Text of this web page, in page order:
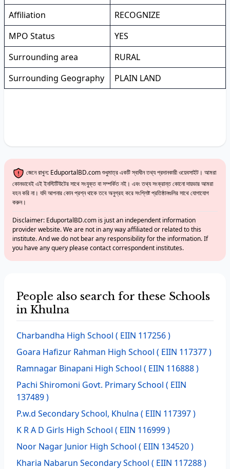
Affiliation
RECOGNIZE
MPO Status
YES
Surrounding area
RURAL
Surrounding Geography
PLAIN LAND
জেনে রাখুন: EduportalBD.com শুধুমাত্র একটি স্বাধীন তথ্য প্রদানকারী ওয়েবসাইট। আমরা
কোনভাবেই এই ইনস্টিটিউটের সাথে সংযুক্ত বা সম্পর্কিত নই। এবং তথ্য সংক্রান্ত কোনো দায়ভার আমরা
বহন করি না। যদি আপনার কোন প্রশ্ন থাকে তবে অনুগ্রহ করে সংশ্লিষ্ট প্রতিষ্ঠানগুলির সাথে যোগাযোগ
করুন।
Disclaimer: EduportalBD.com is just an independent information
provider website. We are not in any way affiliated or related to this
institute. And we do not bear any responsibility for the information. If
you have any query please contact correspondent institutes.
People also search for these Schools
in Khulna
Charbandha High School ( EIIN 117256 )
Goara Hafizur Rahman High School ( EIIN 117377 )
Ramnagar Binapani High School ( EIIN 116888 )
Pachi Shiromoni Govt. Primary School ( EIIN
137489 )
P.w.d Secondary School, Khulna ( EIIN 117397 )
K R A D Girls High School ( EIIN 116999 )
Noor Nagar Junior High School ( EIIN 134520 )
Kharia Nabarun Secondary School ( EIIN 117288 )